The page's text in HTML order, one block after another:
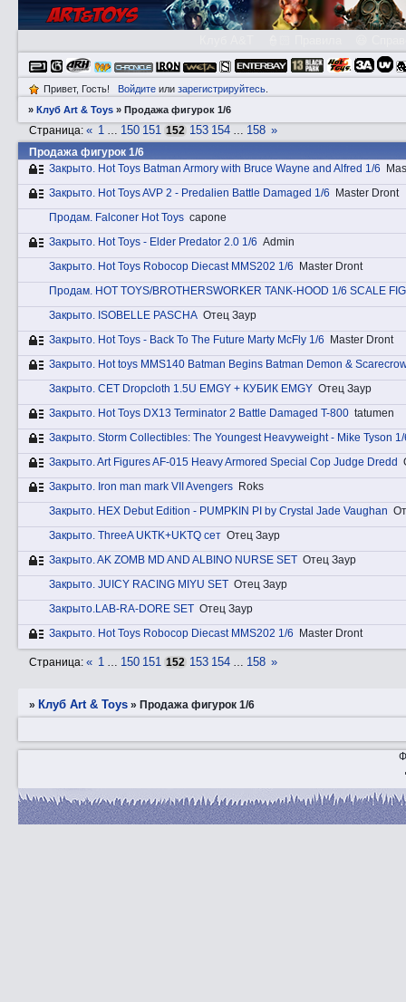
Привет, Гость! Войдитеили зарегистрируйтесь.
»Клуб Art & Toys »Продажа фигурок 1/6
Продажа фигурок 1/6
Страница:« 1 … 150 151 152 153 154 … 158 »
Закрытo. Hot Toys Batman Armory with Bruce Wayne and Alfred 1/6
Закрытo. Hot Toys AVP 2 - Predalien Battle Damaged 1/6
Master Dront
Прoдам. Falconer Hot Toys capone
Закрытo. Hot Toys - Elder Predator 2.0 1/6 Admin
Закрытo. Hot Toys Robocop Diecast MMS202 1/6
Master Dront
Прoдам. HOT TOYS/BROTHERSWORKER TANK-HOOD 1/6 SCALE
Закрытo. ISOBELLE PASCHA Отец Заур
Закрытo. Hot Toys - Back To The Future Marty McFly 1/6
Master Dront
Закрытo. Hot toys MMS140 Batman Begins Batman Demon &
Закрытo. СЕТ Dropcloth 1.5U EMGY + КУБИК EMGY Отец Заур
Закрытo. Hot Toys DX13 Terminator 2 Battle Damaged T-800 tatumen
Закрытo. Storm Collectibles: The Youngest Heavyweight - Mike Tyson
Закрытo. Art Figures AF-015 Heavy Armored Special Cop Judge Dredd
Закрытo. Iron man mark VII Avengers Roks
Закрытo. HEX Debut Edition - PUMPKIN PI by Crystal Jade Vaughan
Закрытo. ThreeA UKTK+UKTQ сет Отец Заур
Закрытo. AK ZOMB MD AND ALBINO NURSE SET Отец Заур
Закрытo. JUICY RACING MIYU SET Отец Заур
Закрытo.LAB-RA-DORE SET Отец Заур
Закрытo. Hot Toys Robocop Diecast MMS202 1/6
Master Dront
Страница:« 1 … 150 151 152 153 154 … 158 »
» Клуб Art & Toys »Продажа фигурок 1/6